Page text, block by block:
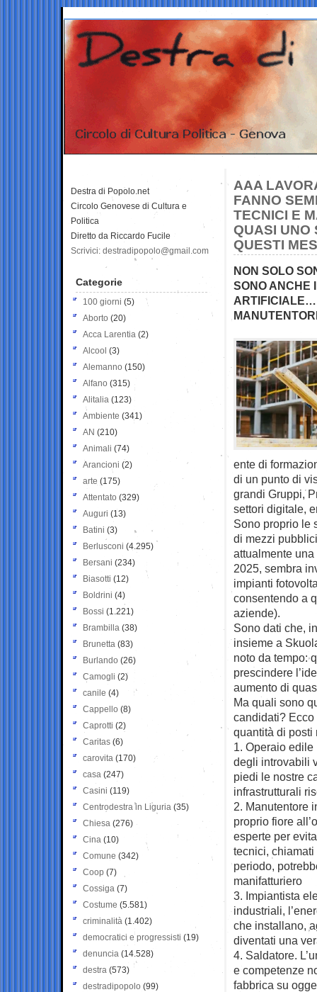
AAA
FANNO
TECNICI E
QUASI UNO
QUESTI
NON SOLO
SONO ANCHE
ARTIFICIALE…
ente di
di un punto di
grandi Gruppi,
settori digitale,
Sono proprio le
di mezzi
attualmente
2025, sembra
impianti
consentendo a
aziende).
Sono dati che,
insieme a
noto da tempo:
prescindere
aumento di
Ma quali sono
candidati?
quantità di posti
1. Operaio edile
degli introvabili
piedi le nostre
infrastrutturali
2. Manutentore
proprio fiore
esperte per
tecnici,
periodo,
manifatturiero
3. Impiantista
industriali,
che installano,
diventati una
4. Saldatore.
e competenze
fabbrica su
Destra di Popolo.net
Circolo Genovese di Cultura e
Politica
Diretto da Riccardo Fucile
Scrivici: destradipopolo@gmail.com
Categorie
100 giorni (5)
Aborto (20)
Acca Larentia (2)
Alcool (3)
Alemanno (150)
Alfano (315)
Alitalia (123)
Ambiente (341)
AN (210)
Animali (74)
Arancioni (2)
arte (175)
Attentato (329)
Auguri (13)
Batini (3)
Berlusconi (4.295)
Bersani (234)
Biasotti (12)
Boldrini (4)
Bossi (1.221)
Brambilla (38)
Brunetta (83)
Burlando (26)
Camogli (2)
canile (4)
Cappello (8)
Caprotti (2)
Caritas (6)
carovita (170)
casa (247)
Casini (119)
Centrodestra in Liguria (35)
Chiesa (276)
Cina (10)
Comune (342)
Coop (7)
Cossiga (7)
Costume (5.581)
criminalità (1.402)
democratici e progressisti (19)
denuncia (14.528)
destra (573)
destradipopolo (99)